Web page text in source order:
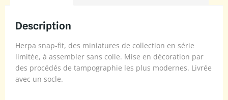
Description
Herpa snap-fit, des miniatures de collection en série
limitée, à assembler sans colle. Mise en décoration par
des procédés de tampographie les plus modernes. Livrée
avec un socle.